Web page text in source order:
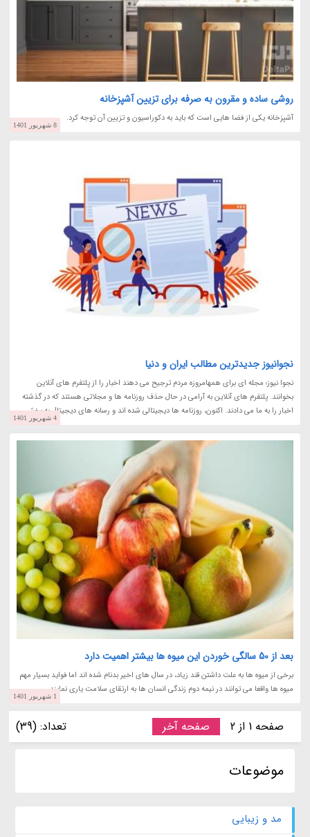
روشی ساده و مقرون به صرفه برای تزیین آشپزخانه
آشپزخانه یکی از فضا هایی است که باید به دکوراسیون و تزیین آن توجه کرد.
8 شهریور 1401
نجوانیوز جدیدترین مطالب ایران و دنیا
نجوا نیوز؛ مجله ای برای همهامروزه مردم ترجیح می دهند اخبار را از پلتفرم های آنلاین
بخوانند. پلتفرم های آنلاین به آرامی در حال حذف روزنامه ها و مجلاتی هستند که در گذشته
اخبار را به ما می دادند. اکنون، روزنامه ها دیجیتالی شده اند و رسانه های دیجیتال به بخش...
4 شهریور 1401
بعد از 50 سالگی خوردن این میوه ها بیشتر اهمیت دارد
برخی از میوه ها به علت داشتن قند زیاد، در سال های اخیر بدنام شده اند اما فواید بسیار مهم
میوه ها واقعا می توانند در نیمه دوم زندگی انسان ها به ارتقای سلامت یاری نمایند.
1 شهریور 1401
صفحه 1 از 2 صفحه آخر تعداد: (39)
موضوعات
مد و زیبایی